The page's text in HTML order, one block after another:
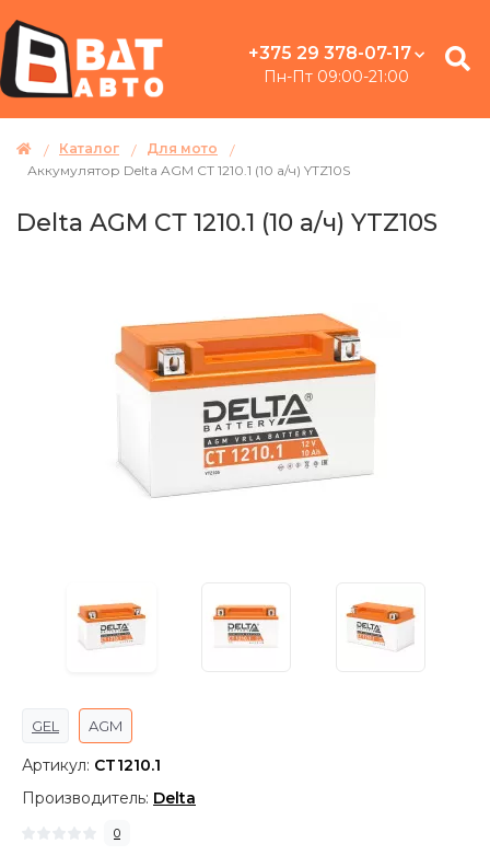
+375 29 378-07-17
Пн-Пт 09:00-21:00
Каталог
Для мото
Аккумулятор Delta AGM СТ 1210.1 (10 а/ч) YTZ10S
Delta AGM СТ 1210.1 (10 а/ч) YTZ10S
GEL AGM
Артикул: CT1210.1
Производитель: Delta
0